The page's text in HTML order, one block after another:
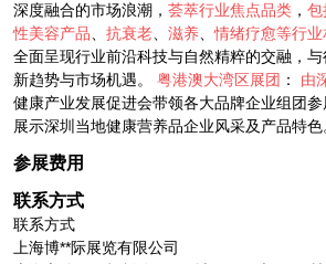
深度融合的市场浪潮， 荟萃行业焦点品类 ， 包
性美容产品
抗衰老 滋养 、情绪疗愈等行
全面呈现行业前沿科技与自然精粹的交融，
新趋势与市场机遇。 粤港澳大湾区展团 ： 由
健康产业发展促进会带领各大品牌企业组团
展示深圳当地健康营养品企业风采及产品特色
参展费用
联系方式
联系方式
上海博**际展览有限公司